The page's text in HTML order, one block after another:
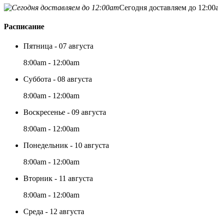
Сегодня доставляем до
Расписание
Пятница - 07 августа
8:00am - 12:00am
Суббота - 08 августа
8:00am - 12:00am
Воскресенье - 09 августа
8:00am - 12:00am
Понедельник - 10 августа
8:00am - 12:00am
Вторник - 11 августа
8:00am - 12:00am
Среда - 12 августа